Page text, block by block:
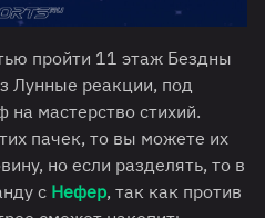
пройти 11 этаж Бездны
Лунные реакции, под
мастерство стихий.
пачек, то вы можете их
но если разделять, то в
с Нефер, так как против